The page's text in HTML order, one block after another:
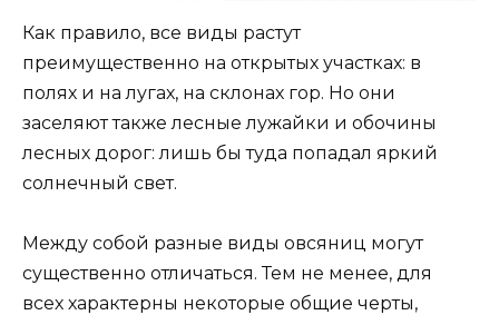
Как правило, все виды растут
преимущественно на открытых участках: в
полях и на лугах, на склонах гор. Но они
заселяют также лесные лужайки и обочины
лесных дорог: лишь бы туда попадал яркий
солнечный свет.
Между собой разные виды овсяниц могут
существенно отличаться. Тем не менее, для
всех характерны некоторые общие черты,